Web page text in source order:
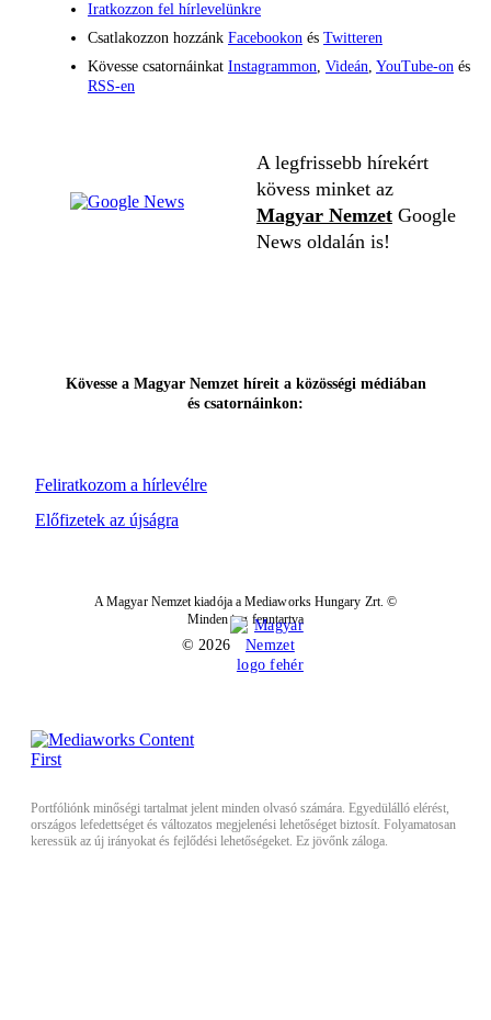
Iratkozzon fel hírlevelünkre
Csatlakozzon hozzánk Facebookon és Twitteren
Kövesse csatornáinkat Instagrammon, Videán, YouTube-on és
RSS-en
A legfrissebb hírekért
kövess minket az
Magyar Nemzet Google
News oldalán is!
Feliratkozom a hírlevélre
Kövesse a Magyar Nemzet híreit a közösségi médiában
és csatornáinkon:
Előfizetek az újságra
A Magyar Nemzet kiadója a Mediaworks Hungary Zrt. ©
Minden jog fenntartva
© 2026
Portfóliónk minőségi tartalmat jelent minden olvasó számára. Egyedülálló elérést,
országos lefedettséget és változatos megjelenési lehetőséget biztosít. Folyamatosan
keressük az új irányokat és fejlődési lehetőségeket. Ez jövőnk záloga.